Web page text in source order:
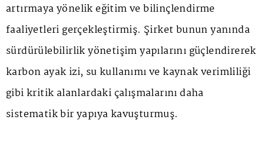
artırmaya yönelik eğitim ve bilinçlendirme
faaliyetleri gerçekleştirmiş. Şirket bunun yanında
sürdürülebilirlik yönetişim yapılarını güçlendirerek
karbon ayak izi, su kullanımı ve kaynak verimliliği
gibi kritik alanlardaki çalışmalarını daha
sistematik bir yapıya kavuşturmuş.